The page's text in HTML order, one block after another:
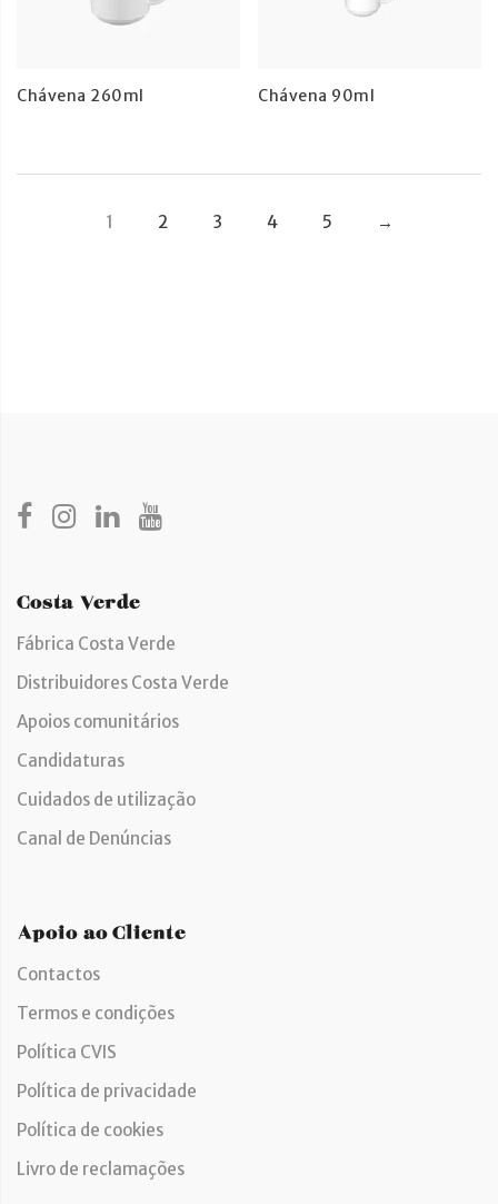
Chávena 260ml Chávena 90ml
1 2 3 4 5 →
Costa Verde
Fábrica Costa Verde
Distribuidores Costa Verde
Apoios comunitários
Candidaturas
Cuidados de utilização
Canal de Denúncias
Apoio ao Cliente
Contactos
Termos e condições
Política CVIS
Política de privacidade
Política de cookies
Livro de reclamações